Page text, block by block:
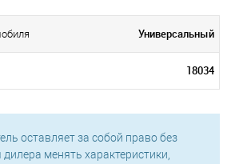
Универсальный
18034
оставляет за собой право без
менять характеристики,